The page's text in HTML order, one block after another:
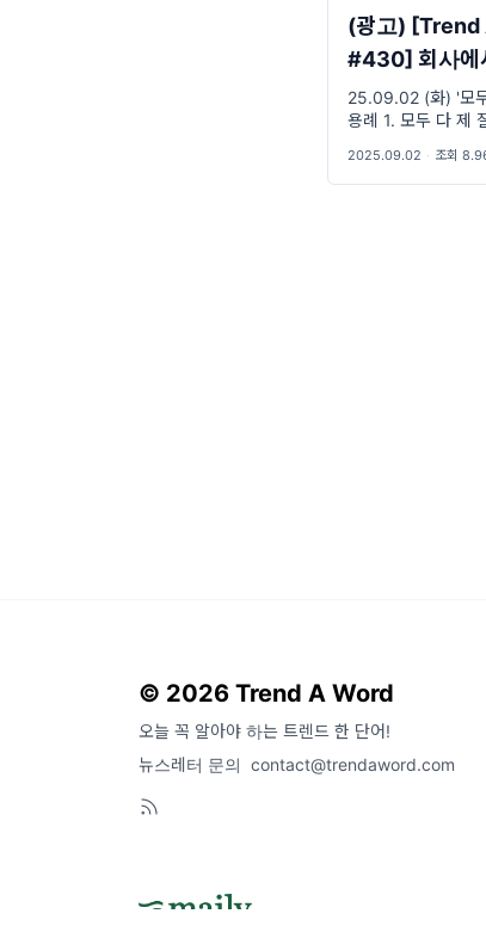
(광고) [Trend
#430] 회사에서 ‘모두 다 제
잠옷이에요’
25.09.02 (화) '모
용례 1. 모두 다 제
두 다 제 잠옷이에
2025.09.02 · 조회
© 2026 Trend A Word
오늘 꼭 알아야 하는 트렌드 한 단어!
뉴스레터 문의 contact@trendaword.com